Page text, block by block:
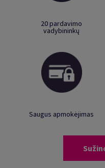
20 pardavimo
vadybininkų
Saugus apmokėjimas